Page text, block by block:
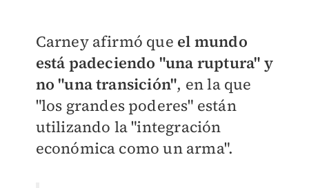
Carney afirmó que el mundo
está padeciendo "una ruptura" y
no "una transición", en la que
"los grandes poderes" están
utilizando la "integración
económica como un arma".